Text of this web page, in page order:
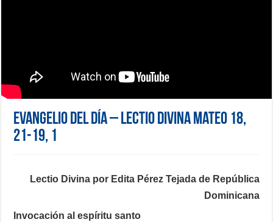
Evangelio del día – Lectio Divina Mateo 18,
21-19, 1
Lectio Divina por Edita Pérez Tejada de República
Dominicana
Invocación al espíritu santo